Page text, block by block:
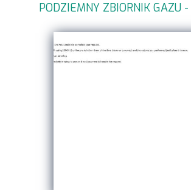
PODZIEMNY ZBIORNIK GAZU